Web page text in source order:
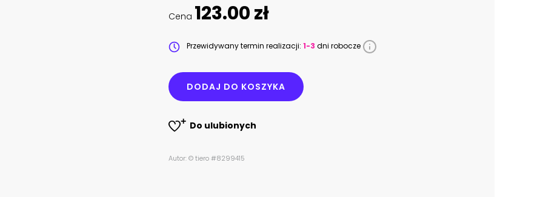
Cena 123.00 zł
Przewidywany termin realizacji: 1-3 dni robocze
DODAJ DO KOSZYKA
Do ulubionych
Autor: © tiero #8299415